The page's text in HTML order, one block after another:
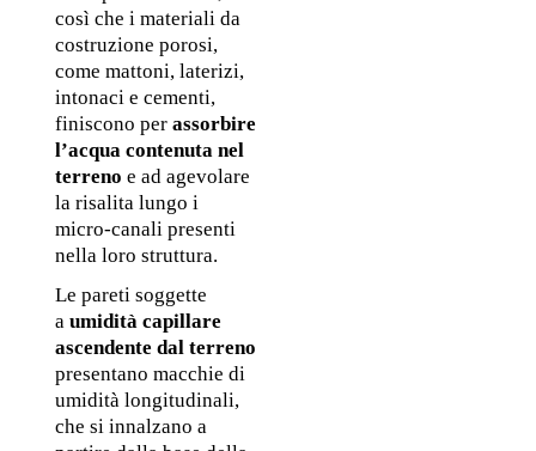
così che i materiali da
costruzione porosi,
come mattoni, laterizi,
intonaci e cementi,
finiscono per assorbire
l’acqua contenuta nel
terreno e ad agevolare
la risalita lungo i
micro-canali presenti
nella loro struttura.
Le pareti soggette
a umidità capillare
ascendente dal terreno
presentano macchie di
umidità longitudinali,
che si innalzano a